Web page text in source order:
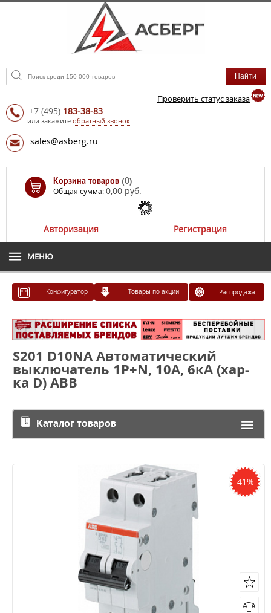
Проверить статус заказа
+7 (495) 183-38-83
или закажите обратный звонок
sales@asberg.ru
Корзина товаров (0)
Общая сумма:0,00 руб.
Авторизация Регистрация
МЕНЮ
Конфигуратор Товары по акции Распродажа
S201 D10NA Автоматический
выключатель 1P+N, 10А, 6кА (хар-
ка D) ABB
Каталог товаров
41%